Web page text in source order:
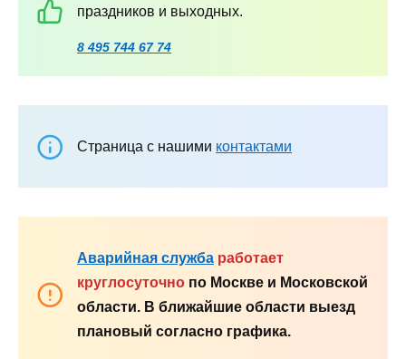
праздников и выходных.
8 495 744 67 74
Страница с нашими контактами
Аварийная служба работает
круглосуточно по Москве и Московской
области. В ближайшие области выезд
плановый согласно графика.